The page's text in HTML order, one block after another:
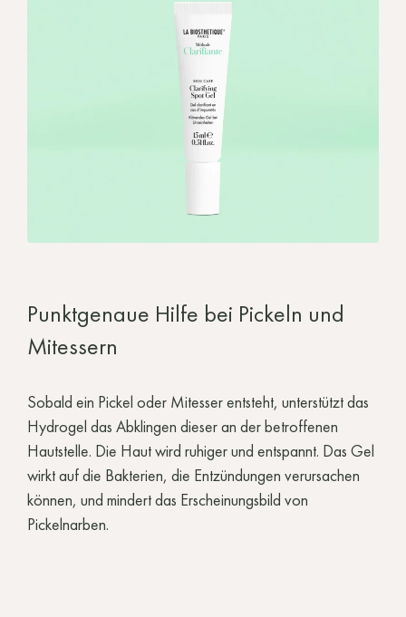
Punktgenaue Hilfe bei Pickeln und
Mitessern
Sobald ein Pickel oder Mitesser entsteht, unterstützt das
Hydrogel das Abklingen dieser an der betroffenen
Hautstelle. Die Haut wird ruhiger und entspannt. Das Gel
wirkt auf die Bakterien, die Entzündungen verursachen
können, und mindert das Erscheinungsbild von
Pickelnarben.